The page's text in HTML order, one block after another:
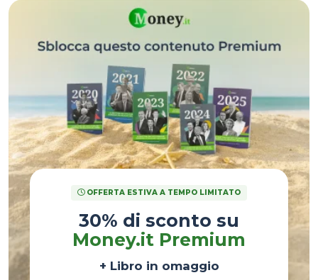
OFFERTA ESTIVA A TEMPO LIMITATO
30% di sconto su
Money.it Premium
+ Libro in omaggio